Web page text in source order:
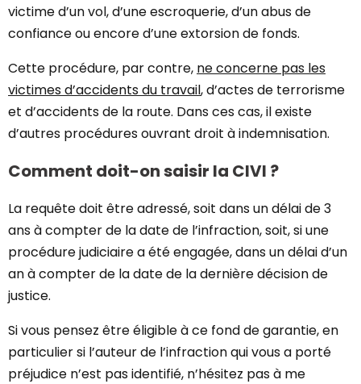
victime d’un vol, d’une escroquerie, d’un abus de
confiance ou encore d’une extorsion de fonds.
Cette procédure, par contre, ne concerne pas les
victimes d’accidents du travail, d’actes de terrorisme
et d’accidents de la route. Dans ces cas, il existe
d’autres procédures ouvrant droit à indemnisation.
Comment doit-on saisir la CIVI ?
La requête doit être adressé, soit dans un délai de 3
ans à compter de la date de l’infraction, soit, si une
procédure judiciaire a été engagée, dans un délai d’un
an à compter de la date de la dernière décision de
justice.
Si vous pensez être éligible à ce fond de garantie, en
particulier si l’auteur de l’infraction qui vous a porté
préjudice n’est pas identifié, n’hésitez pas à me